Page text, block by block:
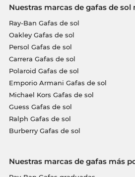
Nuestras marcas de gafas de sol
Ray-Ban Gafas de sol
Oakley Gafas de sol
Persol Gafas de sol
Carrera Gafas de sol
Polaroid Gafas de sol
Emporio Armani Gafas de sol
Michael Kors Gafas de sol
Guess Gafas de sol
Ralph Gafas de sol
Burberry Gafas de sol
Nuestras marcas de gafas más